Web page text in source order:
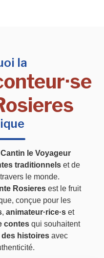
la
Cantin le Voyageur
traditionnelset de
le monde.
Rosieresest le fruit
conçue pour les
,animateur·rice·s et
contesqui souhaitent
histoiresavec